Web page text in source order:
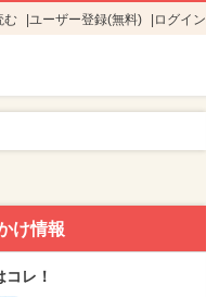
む ユーザー登録(無料) ログイン
け情報
レ！